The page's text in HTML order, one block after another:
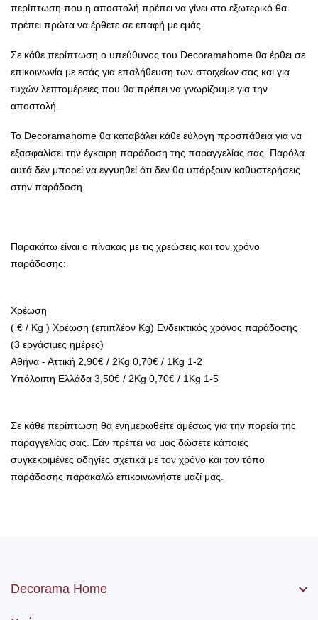
περίπτωση που η αποστολή πρέπει να γίνει στο εξωτερικό θα
πρέπει πρώτα να έρθετε σε επαφή με εμάς.
Σε κάθε περίπτωση ο υπεύθυνος του Decoramahome θα έρθει σε
επικοινωνία με εσάς για επαλήθευση των στοιχείων σας και για
τυχών λεπτομέρειες που θα πρέπει να γνωρίζουμε για την
αποστολή.
Το Decoramahome θα καταβάλει κάθε εύλογη προσπάθεια για να
εξασφαλίσει την έγκαιρη παράδοση της παραγγελίας σας. Παρόλα
αυτά δεν μπορεί να εγγυηθεί ότι δεν θα υπάρξουν καθυστερήσεις
στην παράδοση.
Παρακάτω είναι ο πίνακας με τις χρεώσεις και τον χρόνο
παράδοσης:
Χρέωση
( € / Kg ) Χρέωση (επιπλέον Kg) Ενδεικτικός χρόνος παράδοσης
(3 εργάσιμες ημέρες)
Αθήνα - Αττική 2,90€ / 2Kg 0,70€ / 1Kg 1-2
Υπόλοιπη Ελλάδα 3,50€ / 2Kg 0,70€ / 1Kg 1-5
Σε κάθε περίπτωση θα ενημερωθείτε αμέσως για την πορεία της
παραγγελίας σας. Εάν πρέπει να μας δώσετε κάποιες
συγκεκριμένες οδηγίες σχετικά με τον χρόνο και τον τόπο
παράδοσης παρακαλώ επικοινωνήστε μαζί μας.
Decorama Home